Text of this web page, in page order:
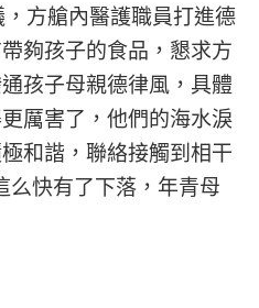
方艙內醫護職員打進德
夠孩子的食品，懇求方
孩子母親德律風，具體
厲害了，他們的海水淚
和諧，聯絡接觸到相干
快有了下落，年青母